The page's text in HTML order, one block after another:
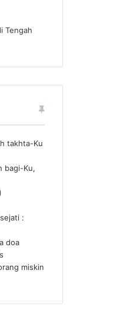
Tengah
takhta-Ku
bagi-Ku,
:
doa
miskin